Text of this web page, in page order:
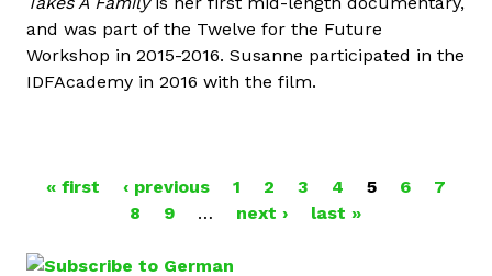
and was part of the Twelve for the Future
Workshop in 2015-2016. Susanne participated in the
IDFAcademy in 2016 with the film.
A
« first ‹ previous 1 2 3 4 5 6
7
8
9 … next › last »